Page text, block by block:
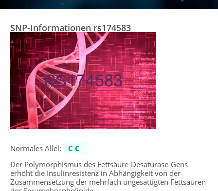
SNP-Informationen rs174583
Normales Allel:
CC
Der Polymorphismus des Fettsäure-Desaturase-Gens
erhöht die Insulinresistenz in Abhängigkeit von der
Zusammensetzung der mehrfach ungesättigten Fettsäuren